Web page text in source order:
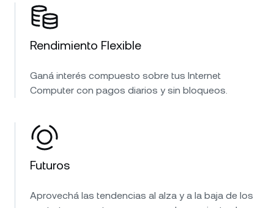
Rendimiento Flexible
Ganá interés compuesto sobre tus Internet
Computer con pagos diarios y sin bloqueos.
Futuros
Aprovechá las tendencias al alza y a la baja de los